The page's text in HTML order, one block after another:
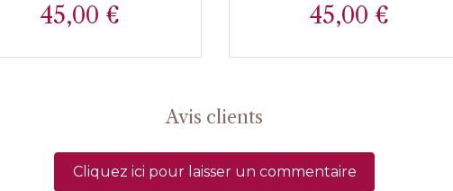
Prix
45,00 € Prix
45,00 €
Avis clients
Cliquez ici pour laisser un commentaire